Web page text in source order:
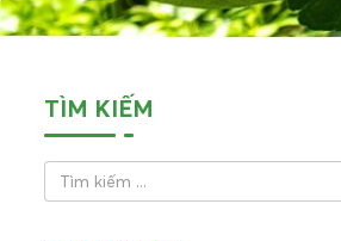
TÌM KIẾM